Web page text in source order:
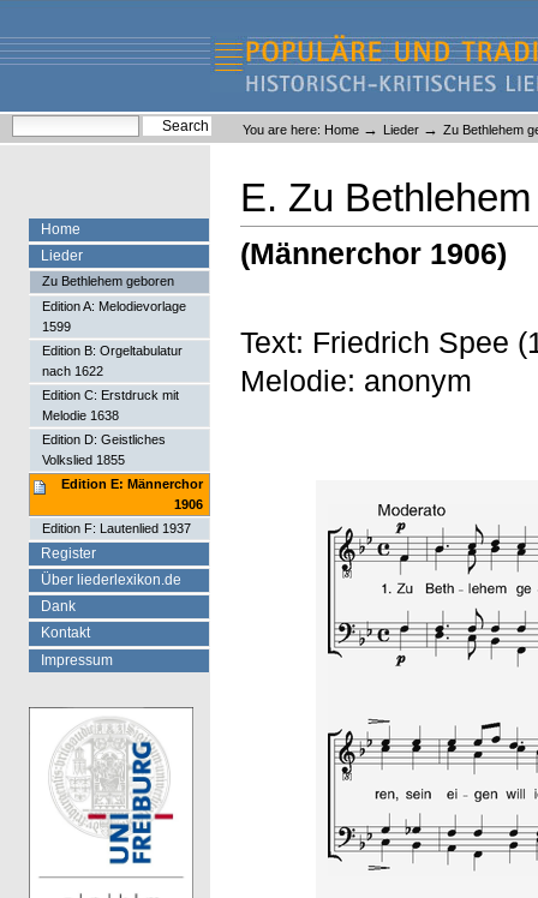
content.
navigation
Liederlexikon
Personal
tools
You are here: Home → Lieder → Zu Bethlehem
E. Zu
(Männerchor 1906)
Text: Friedrich Spee
Melodie: anonym
Home
Lieder
Zu Bethlehem geboren
Edition A: Melodievorlage
1599
Edition B: Orgeltabulatur
nach 1622
Edition C: Erstdruck mit
Melodie 1638
Edition D: Geistliches
Volkslied 1855
Edition E: Männerchor
1906
Edition F: Lautenlied 1937
Register
Über liederlexikon.de
Dank
Kontakt
Impressum